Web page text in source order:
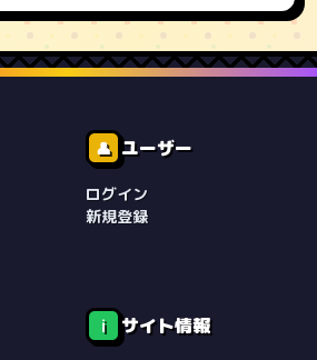
👤 ユーザー
ログイン
新規登録
ℹ️ サイト情報